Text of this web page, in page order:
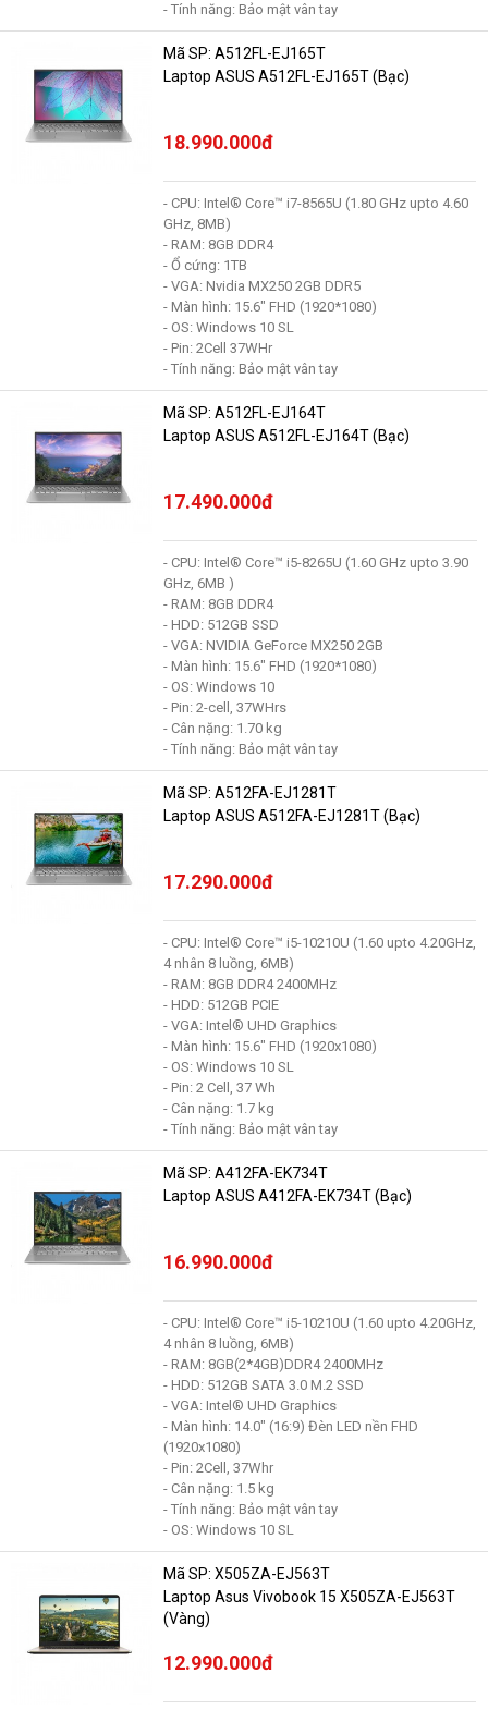
- Tính năng: Bảo mật vân tay
Mã SP: A512FL-EJ165T
Laptop ASUS A512FL-EJ165T (Bạc)
18.990.000đ
- CPU: Intel® Core™ i7-8565U (1.80 GHz upto 4.60
GHz, 8MB)
- RAM: 8GB DDR4
- Ổ cứng: 1TB
- VGA: Nvidia MX250 2GB DDR5
- Màn hình: 15.6" FHD (1920*1080)
- OS: Windows 10 SL
- Pin: 2Cell 37WHr
- Tính năng: Bảo mật vân tay
Mã SP: A512FL-EJ164T
Laptop ASUS A512FL-EJ164T (Bạc)
17.490.000đ
- CPU: Intel® Core™ i5-8265U (1.60 GHz upto 3.90
GHz, 6MB )
- RAM: 8GB DDR4
- HDD: 512GB SSD
- VGA: NVIDIA GeForce MX250 2GB
- Màn hình: 15.6" FHD (1920*1080)
- OS: Windows 10
- Pin: 2-cell, 37WHrs
- Cân nặng: 1.70 kg
- Tính năng: Bảo mật vân tay
Mã SP: A512FA-EJ1281T
Laptop ASUS A512FA-EJ1281T (Bạc)
17.290.000đ
- CPU: Intel® Core™ i5-10210U (1.60 upto 4.20GHz,
4 nhân 8 luồng, 6MB)
- RAM: 8GB DDR4 2400MHz
- HDD: 512GB PCIE
- VGA: Intel® UHD Graphics
- Màn hình: 15.6" FHD (1920x1080)
- OS: Windows 10 SL
- Pin: 2 Cell, 37 Wh
- Cân nặng: 1.7 kg
- Tính năng: Bảo mật vân tay
Mã SP: A412FA-EK734T
Laptop ASUS A412FA-EK734T (Bạc)
16.990.000đ
- CPU: Intel® Core™ i5-10210U (1.60 upto 4.20GHz,
4 nhân 8 luồng, 6MB)
- RAM: 8GB(2*4GB)DDR4 2400MHz
- HDD: 512GB SATA 3.0 M.2 SSD
- VGA: Intel® UHD Graphics
- Màn hình: 14.0" (16:9) Đèn LED nền FHD
(1920x1080)
- Pin: 2Cell, 37Whr
- Cân nặng: 1.5 kg
- Tính năng: Bảo mật vân tay
- OS: Windows 10 SL
Mã SP: X505ZA-EJ563T
Laptop Asus Vivobook 15 X505ZA-EJ563T
(Vàng)
12.990.000đ